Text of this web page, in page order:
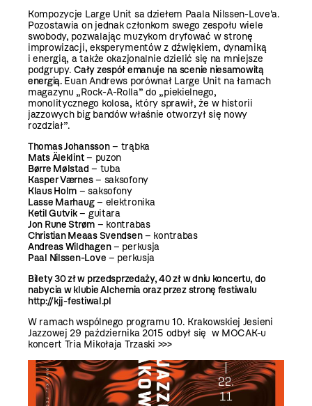
Kompozycje Large Unit sa dziełem Paala Nilssen-Love'a.
Pozostawia on jednak członkom swego zespołu wiele
swobody, pozwalając muzykom dryfować w stronę
improwizacji, eksperymentów z dźwiękiem, dynamiką
i energią, a także okazjonalnie dzielić się na mniejsze
podgrupy.Cały zespół emanuje na scenie niesamowitą
energią.Euan Andrews porównał Large Unit na łamach
magazynu „Rock-A-Rolla” do „piekielnego,
monolitycznego kolosa, który sprawił, że w historii
jazzowych big bandów właśnie otworzył się nowy
rozdział”.
Thomas Johansson– trąbka
Mats Äleklint– puzon
Børre Mølstad – tuba
Kasper Værnes– saksofony
Klaus Holm – saksofony
Lasse Marhaug– elektronika
Ketil Gutvik– guitara
Jon Rune Strøm – kontrabas
Christian Meaas Svendsen– kontrabas
Andreas Wildhagen– perkusja
Paal Nilssen-Love – perkusja
Bilety 30 zł w przedsprzedaży, 40 zł w dniu koncertu, do
nabycia w klubie Alchemia oraz przez stronę festiwalu
http://kjj-festiwal.pl
W ramach wspólnego programu 10. Krakowskiej Jesieni
Jazzowej 29 października 2015 odbył się w MOCAK-u
koncert Tria Mikołaja Trzaski >>>